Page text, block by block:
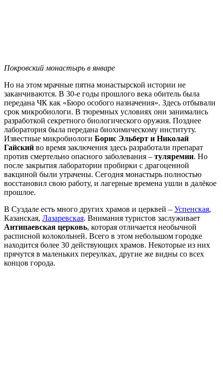
Покровский монастырь в январе
Но на этом мрачные пятна монастырской истории не
заканчиваются. В 30-е годы прошлого века обитель была
передана ЧК как «Бюро особого назначения». Здесь отбывали
срок микробиологи. В тюремных условиях они занимались
разработкой секретного биологического оружия. Позднее
лаборатория была передана биохимическому институту.
Известные микробиологи Борис Эльберт и Николай
Гайский во время заключения здесь разработали препарат
против смертельно опасного заболевания – туляремии. Но
после закрытия лаборатории пробирки с драгоценной
вакциной были утрачены. Сегодня монастырь полностью
восстановил свою работу, и лагерные времена ушли в далёкое
прошлое.
В Суздале есть много других храмов и церквей – Успенская,
Казанская, Лазаревская. Внимания туристов заслуживает
Антипаевская церковь, которая отличается необычной
расписной колокольней. Всего в этом небольшом городке
находится более 30 действующих храмов. Некоторые из них
прячутся в маленьких переулках, другие же видны со всех
концов города.